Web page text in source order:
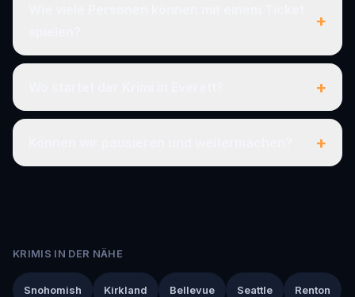
+
+
+
KRIMIS IN DER NÄHE
Snohomish Kirkland Bellevue Seattle Renton